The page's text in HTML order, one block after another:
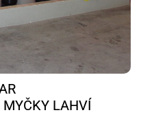
LAHVÍ